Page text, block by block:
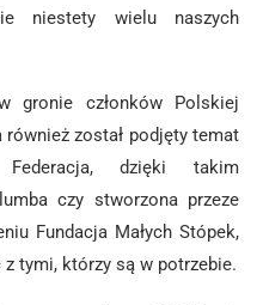
niestety wielu naszych
gronie członków Polskiej
również został podjęty temat
dzięki takim
czy stworzona przeze
Fundacja Małych Stópek,
tymi, którzy są w potrzebie.